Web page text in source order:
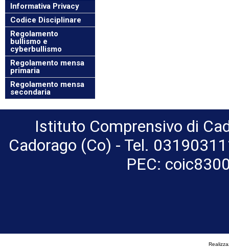
Informativa Privacy
Codice Disciplinare
Regolamento
bullismo e
cyberbullismo
Regolamento mensa
primaria
Regolamento mensa
secondaria
Istituto Comprensivo di
Cadorago (Co) - Tel.
PEC: